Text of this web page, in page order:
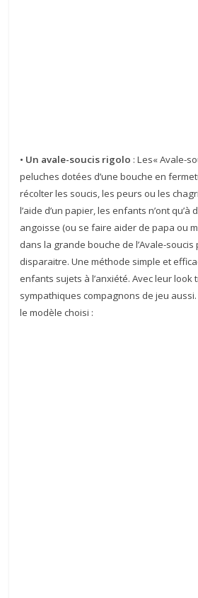
• Un avale-soucis rigolo : Les« Avale-
peluches dotées d’une bouche en
récolter les soucis, les peurs ou les
l’aide d’un papier, les enfants n’ont qu’à
angoisse (ou se faire aider de papa ou
dans la grande bouche de l’Avale-
disparaitre. Une méthode simple et
enfants sujets à l’anxiété. Avec leur look
sympathiques compagnons de jeu
le modèle choisi :